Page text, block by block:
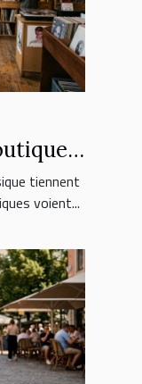
tiennent
voient...